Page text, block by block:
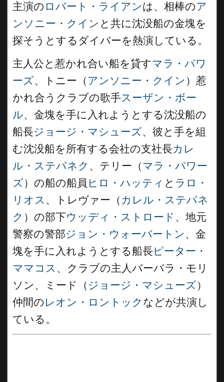
主演の ロバート・ライアンは、相棒のア
ンソニー・クイン と共に沈没船の金塊を
探そうとするダイバーを熱演している。
主人公と惹かれ合い船を貸すマラ・パワ
ーズ、トニー（ アンソニー・クイン ）惹
かれ合うクラブの歌手スーザン・ボー
ル、金塊を手に入れようとする沈没船の
船長ジョージ・マシューズ、彼と手を組
む沈没船を所有する会社の支社長カレ
ル・ステパネク 、テリー（マラ・パワー
ズ）の船の船員 ヒロ・ハッティ と ラロ・
リオス 、トレヴァー（ カレル・ステパネ
ク ）の部下ウッディ・ストロード 、地元
警察の警部ジョン・ウォーバートン 、金
塊を手に入れようとする船長ピーター・
ママコス 、クラブの主人バーバラ・モリ
ソン、ミード（ ジョージ・マシューズ）
仲間の レオン・ロントック などが共演し
ている。